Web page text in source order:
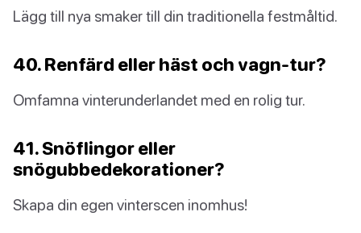
Lägg till nya smaker till din traditionella festmåltid.
40. Renfärd eller häst och vagn-tur?
Omfamna vinterunderlandet med en rolig tur.
41. Snöflingor eller
snögubbedekorationer?
Skapa din egen vinterscen inomhus!